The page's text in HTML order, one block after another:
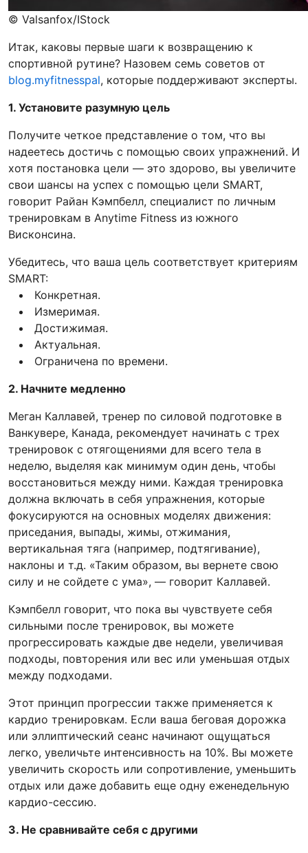
© Valsanfox/IStock
Итак, каковы первые шаги к возвращению к
спортивной рутине? Назовем семь советов от
blog.myfitnesspal, которые поддерживают эксперты.
1. Установите разумную цель
Получите четкое представление о том, что вы
надеетесь достичь с помощью своих упражнений. И
хотя постановка цели — это здорово, вы увеличите
свои шансы на успех с помощью цели SMART,
говорит Райан Кэмпбелл, специалист по личным
тренировкам в Anytime Fitness из южного
Висконсина.
Убедитесь, что ваша цель соответствует критериям
SMART:
Конкретная.
Измеримая.
Достижимая.
Актуальная.
Ограничена по времени.
2. Начните медленно
Меган Каллавей, тренер по силовой подготовке в
Ванкувере, Канада, рекомендует начинать с трех
тренировок с отягощениями для всего тела в
неделю, выделяя как минимум один день, чтобы
восстановиться между ними. Каждая тренировка
должна включать в себя упражнения, которые
фокусируются на основных моделях движения:
приседания, выпады, жимы, отжимания,
вертикальная тяга (например, подтягивание),
наклоны и т.д. «Таким образом, вы вернете свою
силу и не сойдете с ума», — говорит Каллавей.
Кэмпбелл говорит, что пока вы чувствуете себя
сильными после тренировок, вы можете
прогрессировать каждые две недели, увеличивая
подходы, повторения или вес или уменьшая отдых
между подходами.
Этот принцип прогрессии также применяется к
кардио тренировкам. Если ваша беговая дорожка
или эллиптический сеанс начинают ощущаться
легко, увеличьте интенсивность на 10%. Вы можете
увеличить скорость или сопротивление, уменьшить
отдых или даже добавить еще одну еженедельную
кардио-сессию.
3. Не сравнивайте себя с другими